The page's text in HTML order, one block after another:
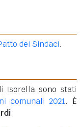
dei Sindaci.
Isorella sono stati
comunali 2021. È
.